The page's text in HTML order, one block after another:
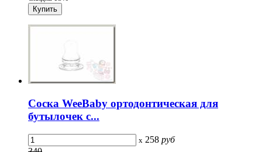
Соска WeeBaby ортодонтическая для
бутылочек с...
x 258 руб